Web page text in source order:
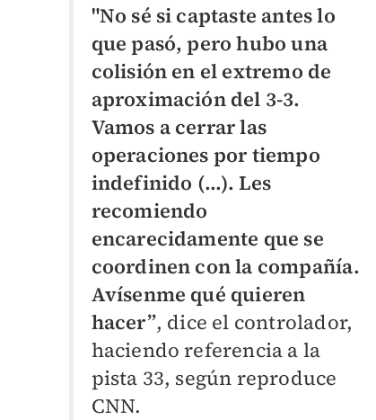
"No sé si captaste antes lo
que pasó, pero hubo una
colisión en el extremo de
aproximación del 3-3.
Vamos a cerrar las
operaciones por tiempo
indefinido (...). Les
recomiendo
encarecidamente que se
coordinen con la compañía.
Avísenme qué quieren
hacer”, dice el controlador,
haciendo referencia a la
pista 33, según reproduce
CNN.